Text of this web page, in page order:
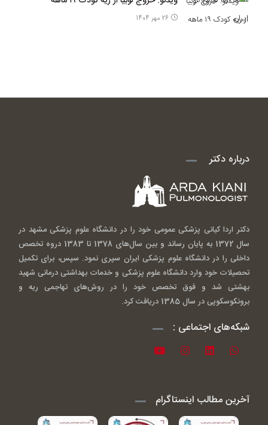
26 مهر 1404
درباره دکتر
دکتر اردا کیانی پزشکی عمومی خود را در دانشگاه علوم پزشکی مشهد در
سال 1372 به پایان رساند و بین سال‌های 1378 تا 1383 دروه تخصص
داخلی را در دانشگاه علوم پزشکی ایران سپری نمود. سپس، برای تکمیل
تحصیلات خود وارد دانشگاه علوم پزشکی و خدمات بهداشتی درمانی شهید
بهشتی شد و فوق تخصص خود را در روش‌های تهاجمی ریه و
برونکوسکوپی در سال 1385 دریافت کرد.
شبکه‌های اجتماعی :
آخرین مطالب اینستاگرام